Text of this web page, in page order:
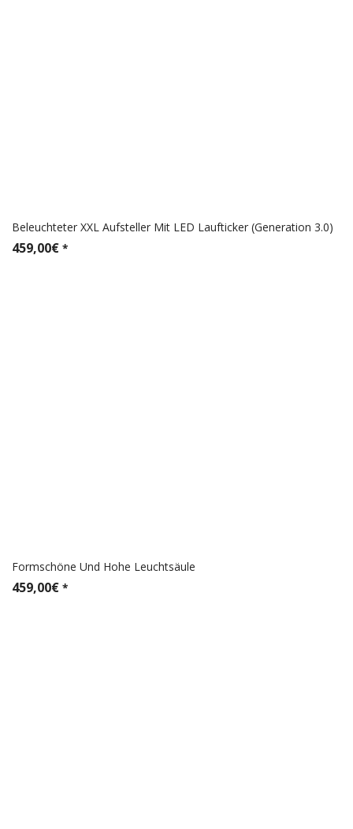
Beleuchteter XXL Aufsteller Mit LED Laufticker (Generation 3.0)
459,00€ *
Formschöne Und Hohe Leuchtsäule
459,00€ *